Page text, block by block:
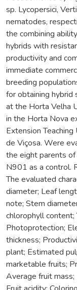
sp. Lycopersici,
nematodes,
the combining
hybrids with
productivity and
immediate
breeding
for obtaining hybrid
at the Horta Velha
in the Horta Nova
Extension
de Viçosa. Were
the eight parents
N901 as a control.
The evaluated
diameter; Leaf
note; Stem
chlorophyll
Photoprotection;
thickness;
plant; Estimated
marketable fruits;
Average fruit